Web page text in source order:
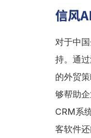
信风
对于中
持。通
的外贸
够帮助
CRM系
客软件